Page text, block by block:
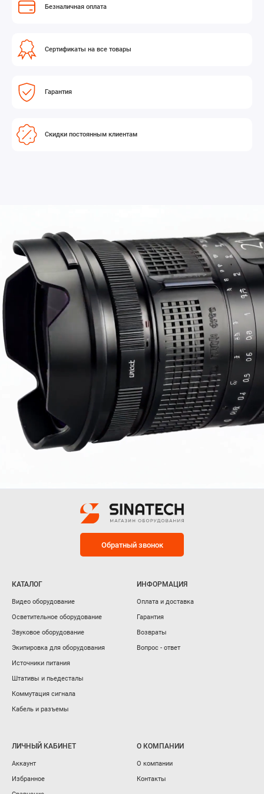
Безналичная оплата
Сертификаты на все товары
Гарантия
Скидки постоянным клиентам
Обратный звонок
КАТАЛОГ
Видео оборудование
Осветительное оборудование
Звуковое оборудование
Экипировка для оборудования
Источники питания
Штативы и пьедесталы
Коммутация сигнала
Кабель и разъемы
ИНФОРМАЦИЯ
Оплата и доставка
Гарантия
Возвраты
Вопрос - ответ
ЛИЧНЫЙ КАБИНЕТ
Аккаунт
Избранное
О КОМПАНИИ
О компании
Контакты